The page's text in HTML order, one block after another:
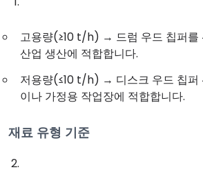
고용량(≥10 t/h) → 드럼 우드 칩퍼를
산업 생산에 적합합니다.
저용량(≤10 t/h) → 디스크 우드 칩퍼
이나 가정용 작업장에 적합합니다.
재료 유형 기준